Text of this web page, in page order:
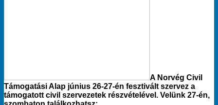
A Norvég Civil
Támogatási Alap június 26-27-én fesztivált szervez a
támogatott civil szervezetek részvételével. Velünk 27-én,